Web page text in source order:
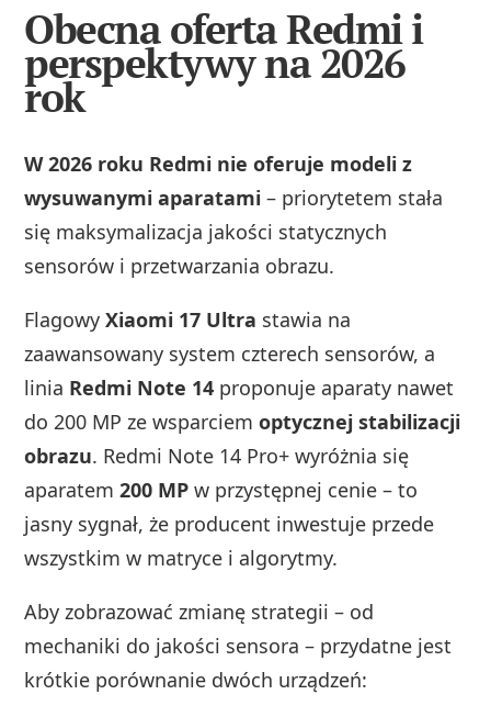
Obecna oferta Redmi i
perspektywy na 2026
rok
W 2026 roku Redmi nie oferuje modeli z
wysuwanymi aparatami – priorytetem stała
się maksymalizacja jakości statycznych
sensorów i przetwarzania obrazu.
FlagowyXiaomi 17 Ultra stawia na
zaawansowany system czterech sensorów, a
linia Redmi Note 14 proponuje aparaty nawet
do 200 MP ze wsparciemoptycznej stabilizacji
obrazu. Redmi Note 14 Pro+ wyróżnia się
aparatem200 MP w przystępnej cenie – to
jasny sygnał, że producent inwestuje przede
wszystkim w matryce i algorytmy.
Aby zobrazować zmianę strategii – od
mechaniki do jakości sensora – przydatne jest
krótkie porównanie dwóch urządzeń: